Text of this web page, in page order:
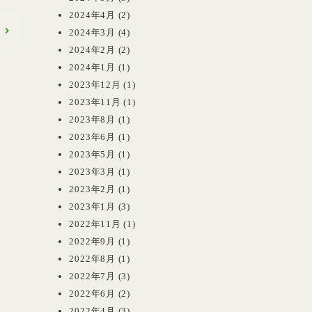
2024年4月 (2)
2024年3月 (4)
2024年2月 (2)
2024年1月 (1)
2023年12月 (1)
2023年11月 (1)
2023年8月 (1)
2023年6月 (1)
2023年5月 (1)
2023年3月 (1)
2023年2月 (1)
2023年1月 (3)
2022年11月 (1)
2022年9月 (1)
2022年8月 (1)
2022年7月 (3)
2022年6月 (2)